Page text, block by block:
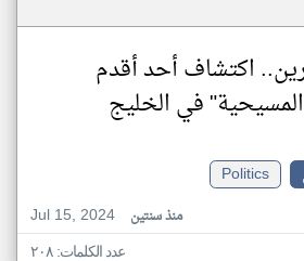
اكتشاف أحد أقدم
المسيحية" في الخليج
Politics
Jul 15, 2024
منذ سنتين
عدد الكلمات: ٢٠٨